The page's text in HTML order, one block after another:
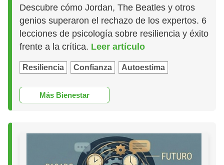
Descubre cómo Jordan, The Beatles y otros
genios superaron el rechazo de los expertos. 6
lecciones de psicología sobre resiliencia y éxito
frente a la crítica. Leer artículo
Resiliencia Confianza Autoestima
Más Bienestar